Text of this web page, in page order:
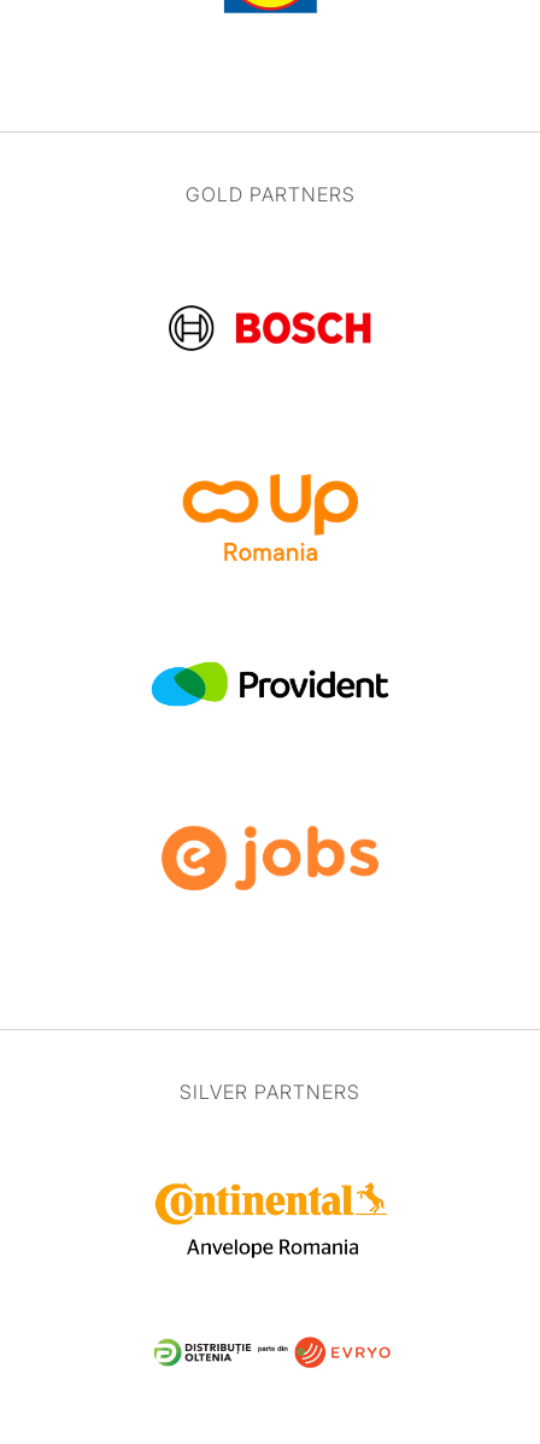
GOLD PARTNERS
SILVER PARTNERS